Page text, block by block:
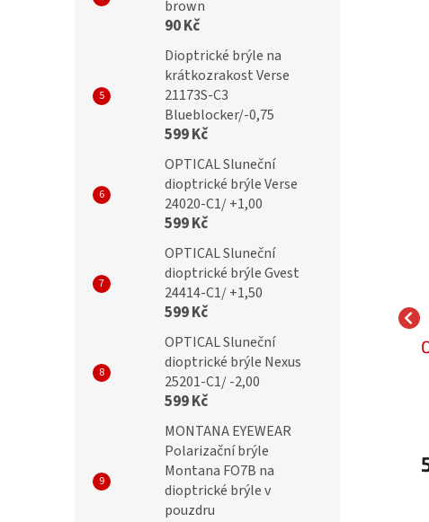
brown
90 Kč
Dioptrické brýle na
krátkozrakost Verse
21173S-C3
Blueblocker/-0,75
599 Kč
OPTICAL Sluneční
dioptrické brýle Verse
24020-C1/ +1,00
599 Kč
OPTICAL Sluneční
dioptrické brýle Gvest
24414-C1/ +1,50
599 Kč
OPTICAL Sluneční
dioptrické brýle Nexus
25201-C1/ -2,00
599 Kč
MONTANA EYEWEAR
Polarizační brýle
Montana FO7B na
dioptrické brýle v
pouzdru
MONTANA EYEWEAR
Obroučky Montana MM611D
kovová
699 Kč